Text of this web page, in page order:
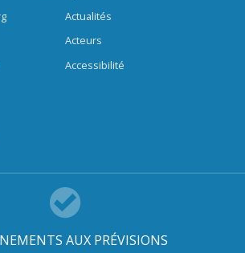
Actualités
Acteurs
Accessibilité
AUX PRÉVISIONS